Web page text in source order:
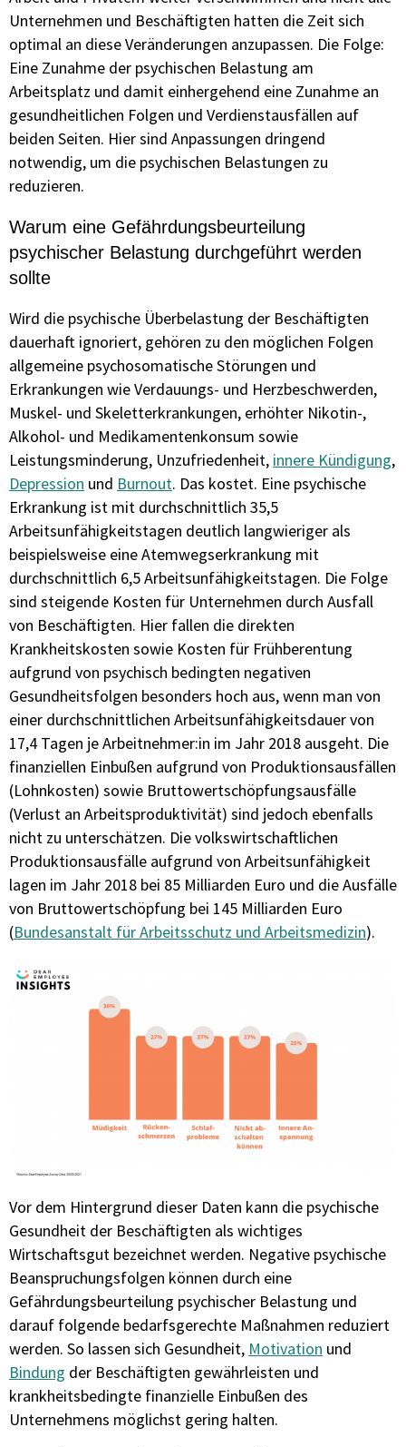
Unternehmen und Beschäftigten hatten die Zeit sich
optimal an diese Veränderungen anzupassen. Die Folge:
Eine Zunahme der psychischen Belastung am
Arbeitsplatz und damit einhergehend eine Zunahme an
gesundheitlichen Folgen und Verdienstausfällen auf
beiden Seiten. Hier sind Anpassungen dringend
notwendig, um die psychischen Belastungen zu
reduzieren.
Warum eine Gefährdungsbeurteilung
psychischer Belastung durchgeführt werden
sollte
Wird die psychische Überbelastung der Beschäftigten
dauerhaft ignoriert, gehören zu den möglichen Folgen
allgemeine psychosomatische Störungen und
Erkrankungen wie Verdauungs- und Herzbeschwerden,
Muskel- und Skeletterkrankungen, erhöhter Nikotin-,
Alkohol- und Medikamentenkonsum sowie
Leistungsminderung, Unzufriedenheit, innere Kündigung,
Depression und Burnout. Das kostet. Eine psychische
Erkrankung ist mit durchschnittlich 35,5
Arbeitsunfähigkeitstagen deutlich langwieriger als
beispielsweise eine Atemwegserkrankung mit
durchschnittlich 6,5 Arbeitsunfähigkeitstagen. Die Folge
sind steigende Kosten für Unternehmen durch Ausfall
von Beschäftigten. Hier fallen die direkten
Krankheitskosten sowie Kosten für Frühberentung
aufgrund von psychisch bedingten negativen
Gesundheitsfolgen besonders hoch aus, wenn man von
einer durchschnittlichen Arbeitsunfähigkeitsdauer von
17,4 Tagen je Arbeitnehmer:in im Jahr 2018 ausgeht. Die
finanziellen Einbußen aufgrund von Produktionsausfällen
(Lohnkosten) sowie Bruttowertschöpfungsausfälle
(Verlust an Arbeitsproduktivität) sind jedoch ebenfalls
nicht zu unterschätzen. Die volkswirtschaftlichen
Produktionsausfälle aufgrund von Arbeitsunfähigkeit
lagen im Jahr 2018 bei 85 Milliarden Euro und die Ausfälle
von Bruttowertschöpfung bei 145 Milliarden Euro
(Bundesanstalt für Arbeitsschutz und Arbeitsmedizin).
Vor dem Hintergrund dieser Daten kann die psychische
Gesundheit der Beschäftigten als wichtiges
Wirtschaftsgut bezeichnet werden. Negative psychische
Beanspruchungsfolgen können durch eine
Gefährdungsbeurteilung psychischer Belastung und
darauf folgende bedarfsgerechte Maßnahmen reduziert
werden. So lassen sich Gesundheit, Motivation und
Bindung der Beschäftigten gewährleisten und
krankheitsbedingte finanzielle Einbußen des
Unternehmens möglichst gering halten.